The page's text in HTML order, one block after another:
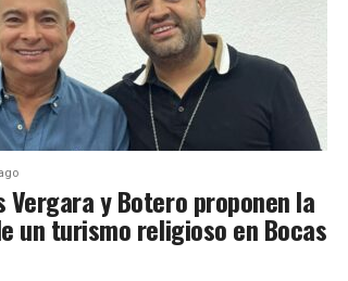
Vergara y Botero proponen la
un turismo religioso en Bocas